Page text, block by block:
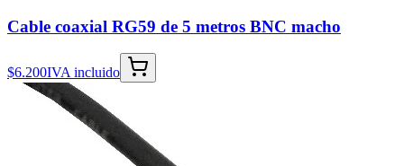
Cable coaxial RG59 de 5 metros BNC macho
$6.200IVA incluido